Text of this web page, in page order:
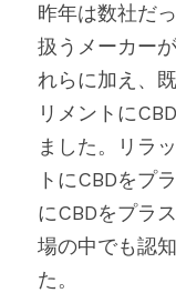
昨年は数社だ
扱うメーカー
れらに加え、
リメントに
ました。リラ
トにCBDをプ
にCBDをプラ
場の中でも認
た。